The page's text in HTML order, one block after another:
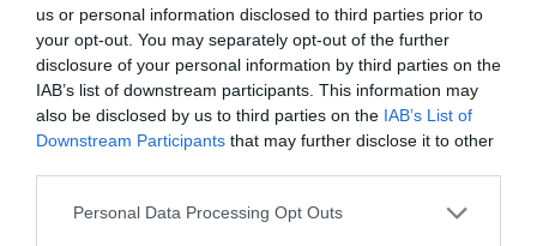
us or personal information disclosed to third parties prior to
your opt-out. You may separately opt-out of the further
disclosure of your personal information by third parties on the
IAB’s list of downstream participants. This information may
also be disclosed by us to third parties on the IAB’s List of
Downstream Participants that may further disclose it to other
Please note that this website/app uses one or more Google
Personal Data Processing Opt Outs
Korábbi bejegyzések Következő bejegyzés
HASONLÓ BEJEGYZÉSEK